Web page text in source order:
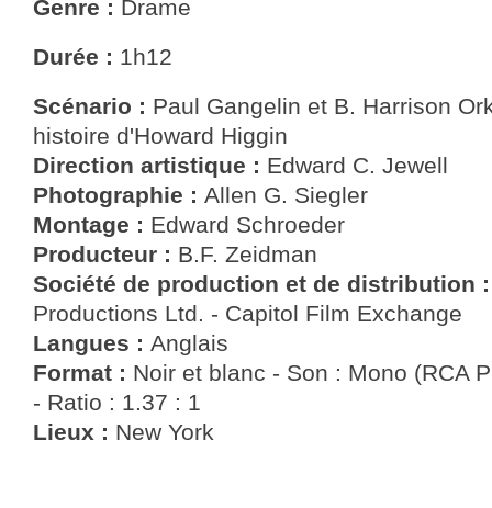
Genre : Drame
Durée : 1h12
Scénario : Paul Gangelin et B. Harrison
histoire d'Howard Higgin
Direction artistique : Edward C. Jewell
Photographie : Allen G. Siegler
Montage : Edward Schroeder
Producteur : B.F. Zeidman
Société de production et de distribution
Productions Ltd. - Capitol Film Exchange
Langues : Anglais
Format : Noir et blanc - Son : Mono (RCA
- Ratio : 1.37 : 1
Lieux : New York